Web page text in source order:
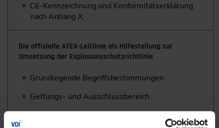
CE-Kennzeichnung und Konformitätserklärung
nach Anhang X
Die offizielle ATEX-Leitlinie als Hilfestellung zur
Umsetzung der Explosionsschutzrichtlinie
Grundlegende Begriffsbestimmungen
Geltungs- und Ausschlussbereich